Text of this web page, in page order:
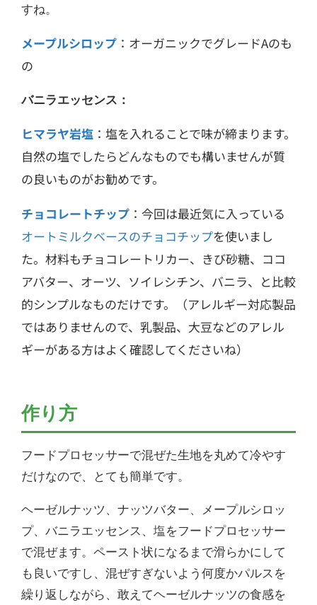
すね。
メープルシロップ ：オーガニックでグレードAのも
の
バニラエッセンス：
ヒマラヤ岩塩 ：塩を入れることで味が締まります。
自然の塩でしたらどんなものでも構いませんが質
の良いものがお勧めです。
チョコレートチップ ：今回は最近気に入っている
オートミルクベースのチョコチップを使いまし
た。材料もチョコレートリカー、きび砂糖、ココ
アバター、オーツ、ソイレシチン、バニラ、と比較
的シンプルなものだけです。（アレルギー対応製品
ではありませんので、乳製品、大豆などのアレル
ギーがある方はよく確認してくださいね）
作り方
フードプロセッサーで混ぜた生地を丸めて冷やす
だけなので、とても簡単です。
ヘーゼルナッツ、ナッツバター、メープルシロッ
プ、バニラエッセンス、塩をフードプロセッサー
で混ぜます。ペースト状になるまで滑らかにして
も良いですし、混ぜすぎないよう何度かパルスを
繰り返しながら、敢えてヘーゼルナッツの食感を